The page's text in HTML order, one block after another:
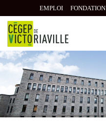
au
contenu
principal
EMPLOI FONDATION